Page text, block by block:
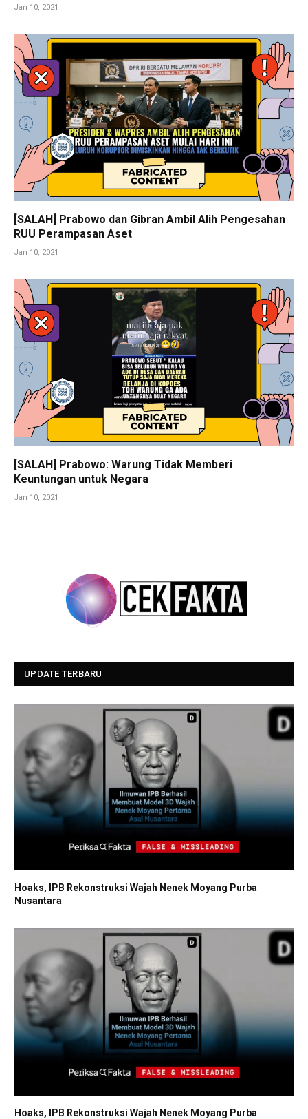
Jan 10, 2021
[SALAH] Prabowo dan Gibran Ambil Alih Pengesahan
RUU Perampasan Aset
Jan 10, 2021
[SALAH] Prabowo: Warung Tidak Memberi
Keuntungan untuk Negara
Jan 10, 2021
UPDATE TERBARU
Hoaks, IPB Rekonstruksi Wajah Nenek Moyang Purba
Nusantara
Hoaks, IPB Rekonstruksi Wajah Nenek Moyang Purba